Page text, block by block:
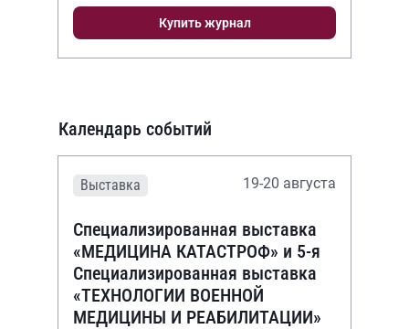
Купить журнал
Календарь событий
Выставка 19-20 августа
Специализированная выставка
«МЕДИЦИНА КАТАСТРОФ» и 5-я
Специализированная выставка
«ТЕХНОЛОГИИ ВОЕННОЙ
МЕДИЦИНЫ И РЕАБИЛИТАЦИИ»